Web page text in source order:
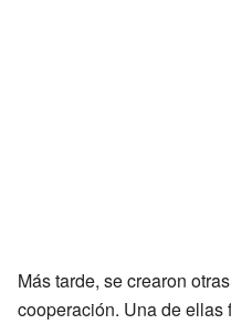
Más tarde, se crearon
cooperación. Una de